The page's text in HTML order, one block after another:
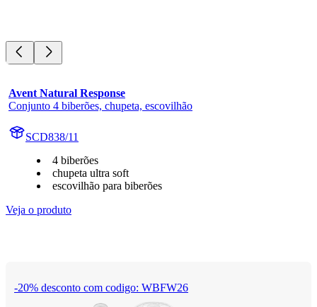
Avent Natural Response
Conjunto 4 biberões, chupeta, escovilhão
SCD838/11
4 biberões
chupeta ultra soft
escovilhão para biberões
Veja o produto
-20% desconto com codigo: WBFW26